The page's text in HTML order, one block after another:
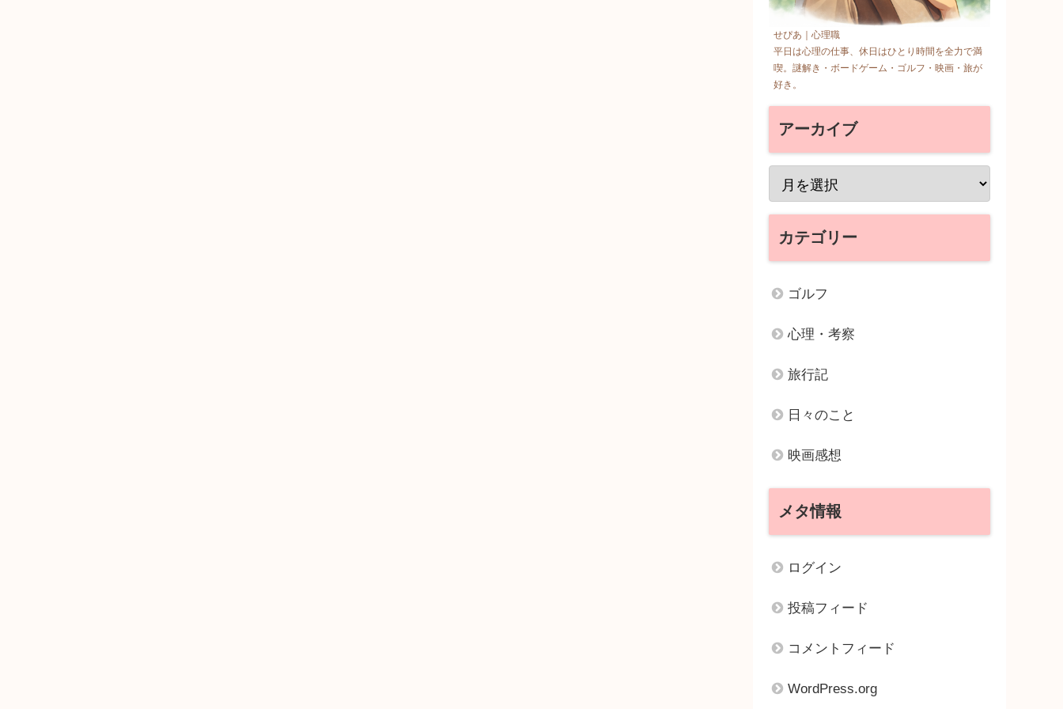
せぴあ｜心理職
平日は心理の仕事、休日はひとり時間を全力で満
喫。謎解き・ボードゲーム・ゴルフ・映画・旅が
好き。
アーカイブ
カテゴリー
ゴルフ
心理・考察
旅行記
日々のこと
映画感想
メタ情報
ログイン
投稿フィード
コメントフィード
WordPress.org